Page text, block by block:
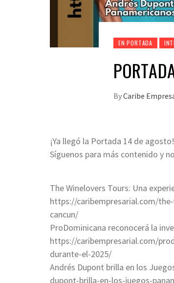
EN PORTADA
ByCaribe
¡Ya llegó la Portada 14 de
Síguenos para más contenido y
The Winelovers Tours: Una
https://caribempresarial.com/
cancun/
ProDominicana reconocerá la
https://caribempresarial.com/
durante-el-2025/
Andrés Dupont brilla en los
dupont-brilla-en-los-juegos-